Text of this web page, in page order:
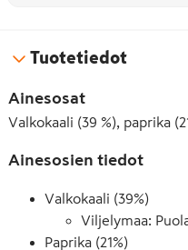
Tuotetiedot
Ainesosat
Valkokaali (39 %), paprika
Ainesosien tiedot
Valkokaali (39%)
Viljelymaa:
Paprika (21%)